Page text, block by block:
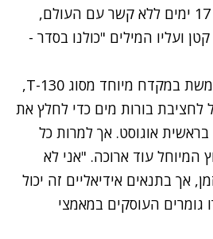
הפסיקו להאמין. כעבור 17 ימים ללא קשר עם העולם,
ועליו המילים "כולנו בסדר -
הממשלה בצ'ילה משתמשת במקדח מיוחד מסוג T-130,
בורות מים כדי לחלץ את
אוגוסט. אך למרות כל
המיוחל עוד ארוכה. "אני לא
אך בתנאים אידיאליים זה יכול
גומרים העוסקים במאמצי